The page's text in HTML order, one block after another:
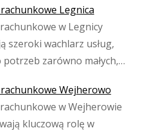
Legnica
w Legnicy
szeroki wachlarz usług,
zarówno małych,…
Wejherowo
w Wejherowie
kluczową rolę w